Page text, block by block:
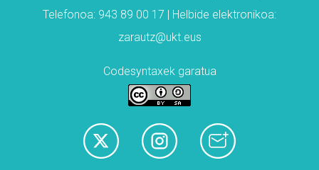
Telefonoa: 943 89 00 17 | Helbide elektronikoa:
zarautz@ukt.eus
Codesyntaxek garatua